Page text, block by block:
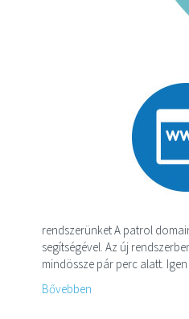
rendszerünket A patrol
segítségével. Az új
mindössze pár perc alatt.
Bővebben